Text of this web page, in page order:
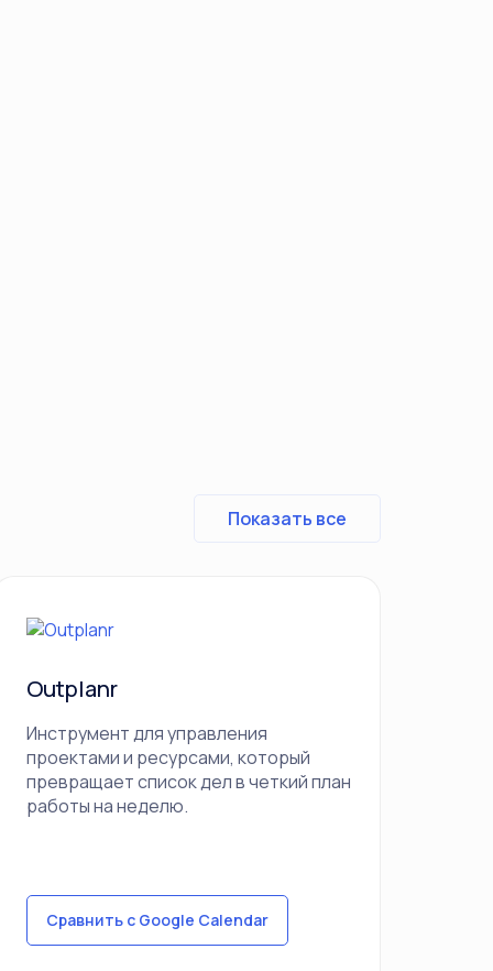
Показать все
Outplanr
Инструмент для управления
проектами и ресурсами, который
превращает список дел в четкий план
работы на неделю.
Сравнить с Google Calendar